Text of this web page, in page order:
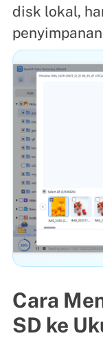
disk lokal,
Cara
SD ke